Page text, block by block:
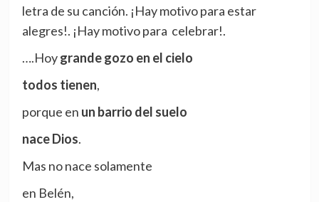
letra de su canción. ¡Hay motivo para estar
alegres!. ¡Hay motivo para celebrar!.
….Hoygrande gozo en el cielo
todos tienen,
porque en un barrio del suelo
nace Dios.
Mas no nace solamente
en Belén,